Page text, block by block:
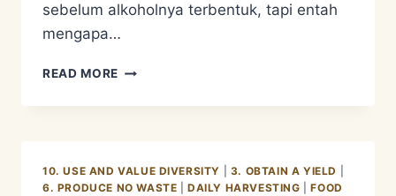
sebelum alkoholnya terbentuk, tapi entah
mengapa…
READ MORE MINUMAN
TEPACHE
10. USE AND VALUE DIVERSITY 3. OBTAIN A YIELD
6. PRODUCE NO WASTE |DAILY HARVESTING |FOOD